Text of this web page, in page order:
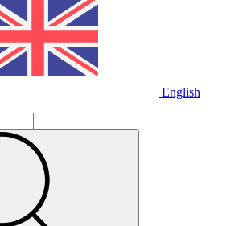
English